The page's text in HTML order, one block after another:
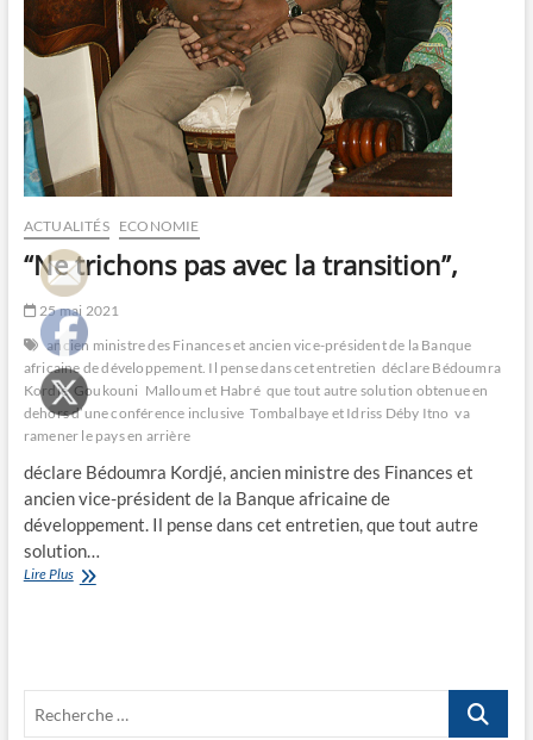
ACTUALITÉS ECONOMIE
“Ne trichons pas avec la transition”,
25 mai 2021
ancien ministre des Finances et ancien vice-président de la Banque
africaine de développement. Il pense dans cet entretien déclare Bédoumra
Kordjé Goukouni Malloum et Habré que tout autre solution obtenue en
dehors d’une conférence inclusive Tombalbaye et Idriss Déby Itno va
ramener le pays en arrière
déclare Bédoumra Kordjé, ancien ministre des Finances et
ancien vice-président de la Banque africaine de
développement. Il pense dans cet entretien, que tout autre
solution…
Lire Plus“Ne
Recherche